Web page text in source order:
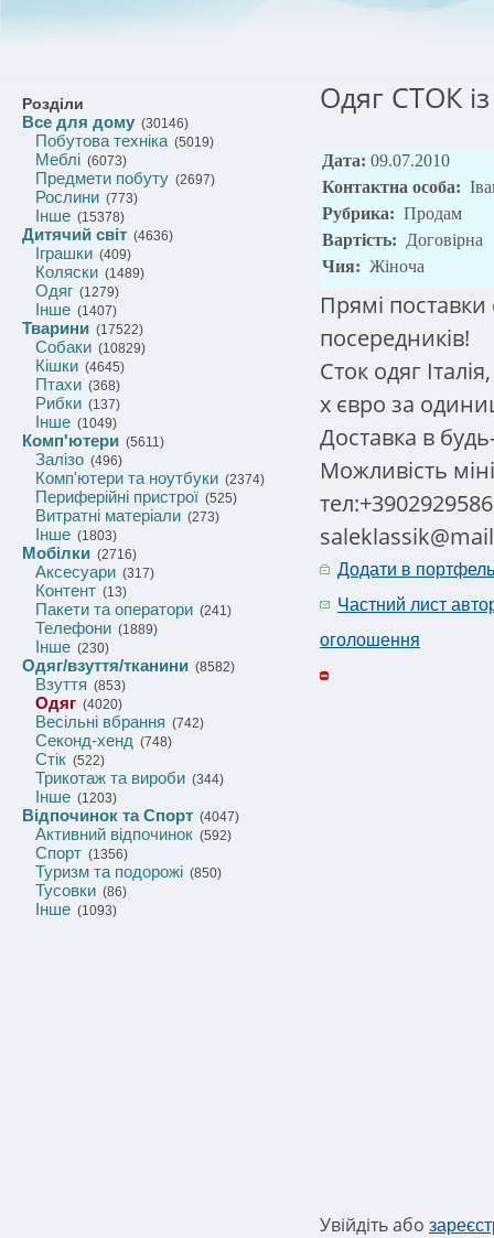
Розділи
Все для дому (30146)
Побутова техніка(5019)
Меблі (6073)
Предмети побуту (2697)
Рослини (773)
Інше (15378)
Дитячий світ (4636)
Іграшки (409)
Коляски (1489)
Одяг (1279)
Інше (1407)
Тварини (17522)
Собаки (10829)
Кішки (4645)
Птахи (368)
Рибки (137)
Інше (1049)
Комп'ютери (5611)
Залізо (496)
Комп'ютери та ноутбуки (2374)
Периферійні пристрої (525)
Витратні матеріали (273)
Інше (1803)
Мобілки (2716)
Аксесуари (317)
Контент (13)
Пакети та оператори (241)
Телефони (1889)
Інше (230)
Одяг/взуття/тканини (8582)
Взуття (853)
Одяг (4020)
Весільні вбрання (742)
Секонд-хенд (748)
Стік (522)
Трикотаж та вироби (344)
Інше (1203)
Відпочинок та Спорт (4047)
Активний відпочинок (592)
Спорт (1356)
Туризм та подорожі (850)
Тусовки (86)
Інше (1093)
Одяг СТОК
Дата: 09.07.2010
Контактна особа:
Рубрика: Продам
Вартість: Договірна
Чия: Жіноча
Прямі
посередників!
Сток одяг
х євро за
Доставка в
Можливість
Додати в портфель
Частний лист
оголошення
Увійдіть або